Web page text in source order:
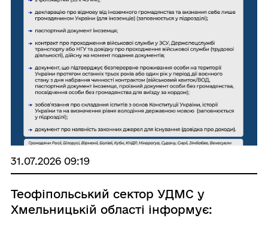
31.07.2026 09:19
Теофіпольський сектор УДМС у
Хмельницькій області інформує: